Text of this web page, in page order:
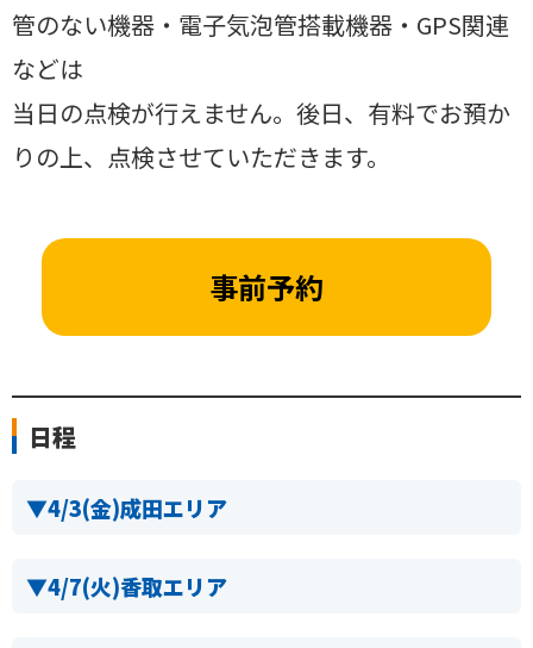
管のない機器・電子気泡管搭載機器・GPS関連
などは
当日の点検が行えません。後日、有料でお預か
りの上、点検させていただきます。
事前予約
日程
▼4/3(金)成田エリア
▼4/7(火)香取エリア